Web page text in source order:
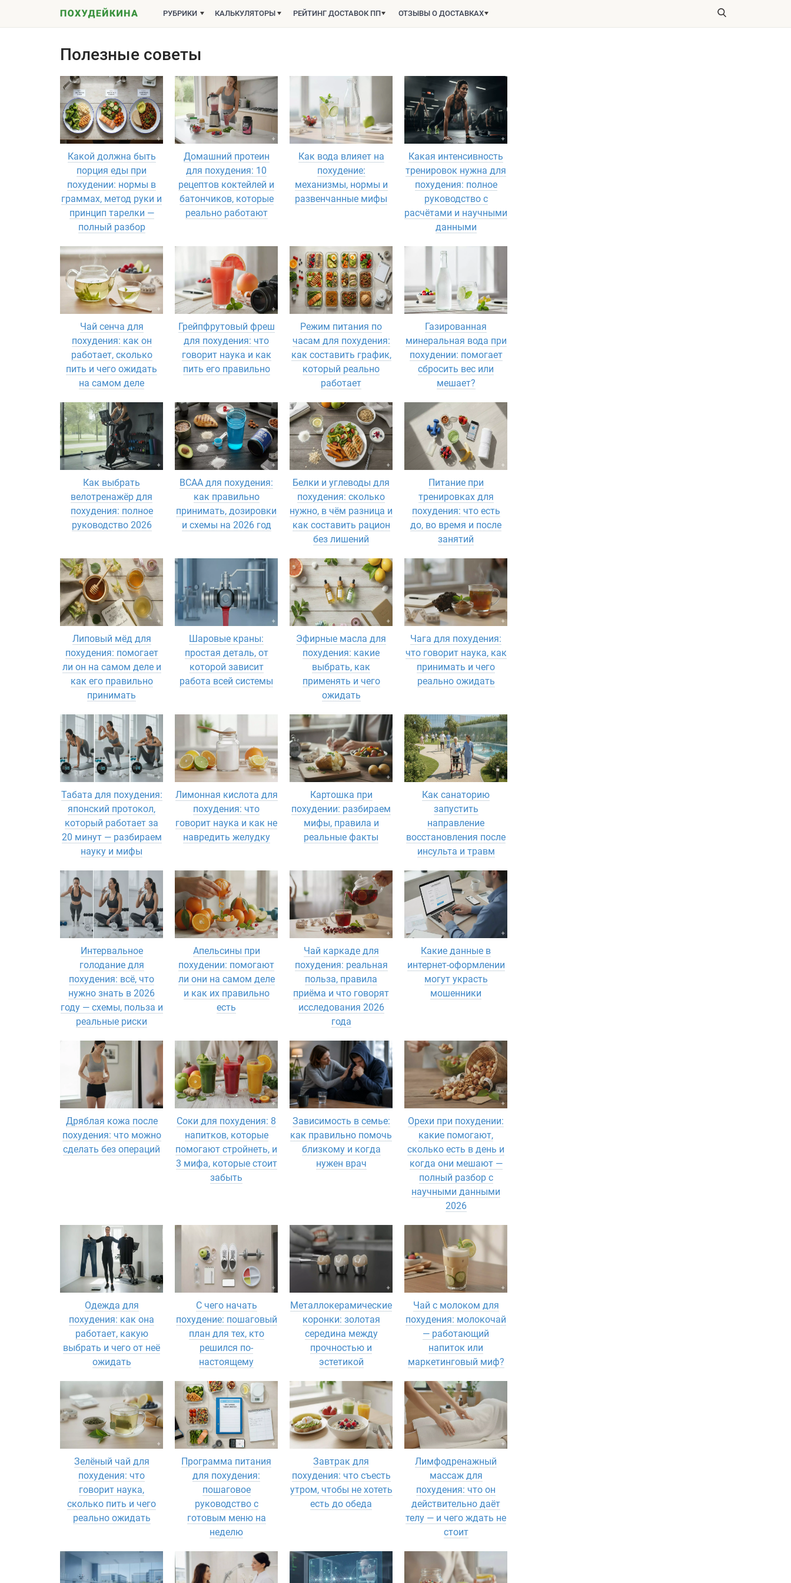
РУБРИКИ КАЛЬКУЛЯТОРЫ РЕЙТИНГ ДОСТАВОК ПП ОТЗЫВЫ О ДОСТАВКАХ
Полезные советы
Какой должна быть
порция еды при
похудении: нормы в
граммах, метод руки и
принцип тарелки —
полный разбор
Домашний протеин
для похудения: 10
рецептов коктейлей и
батончиков, которые
реально работают
Как вода влияет на
похудение:
механизмы, нормы и
развенчанные мифы
Какая интенсивность
тренировок нужна для
похудения: полное
руководство с
расчётами и научными
данными
Чай сенча для
похудения: как он
работает, сколько
пить и чего ожидать
на самом деле
Грейпфрутовый фреш
для похудения: что
говорит наука и как
пить его правильно
Режим питания по
часам для похудения:
как составить график,
который реально
работает
Газированная
минеральная вода при
похудении: помогает
сбросить вес или
мешает?
Как выбрать
велотренажёр для
похудения: полное
руководство 2026
BCAA для похудения:
как правильно
принимать, дозировки
и схемы на 2026 год
Белки и углеводы для
похудения: сколько
нужно, в чём разница и
как составить рацион
без лишений
Питание при
тренировках для
похудения: что есть
до, во время и после
занятий
Липовый мёд для
похудения: помогает
ли он на самом деле и
как его правильно
принимать
Шаровые краны:
простая деталь, от
которой зависит
работа всей системы
Эфирные масла для
похудения: какие
выбрать, как
применять и чего
ожидать
Чага для похудения:
что говорит наука, как
принимать и чего
реально ожидать
Табата для похудения:
японский протокол,
который работает за
20 минут — разбираем
науку и мифы
Лимонная кислота для
похудения: что
говорит наука и как не
навредить желудку
Картошка при
похудении: разбираем
мифы, правила и
реальные факты
Как санаторию
запустить
направление
восстановления после
инсульта и травм
Интервальное
голодание для
похудения: всё, что
нужно знать в 2026
году — схемы, польза и
реальные риски
Апельсины при
похудении: помогают
ли они на самом деле
и как их правильно
есть
Чай каркаде для
похудения: реальная
польза, правила
приёма и что говорят
исследования 2026
года
Какие данные в
интернет-оформлении
могут украсть
мошенники
Дряблая кожа после
похудения: что можно
сделать без операций
Соки для похудения: 8
напитков, которые
помогают стройнеть, и
3 мифа, которые стоит
забыть
Зависимость в семье:
как правильно помочь
близкому и когда
нужен врач
Орехи при похудении:
какие помогают,
сколько есть в день и
когда они мешают —
полный разбор с
научными данными
2026
Одежда для
похудения: как она
работает, какую
выбрать и чего от неё
ожидать
С чего начать
похудение: пошаговый
план для тех, кто
решился по-
настоящему
Металлокерамические
коронки: золотая
середина между
прочностью и
эстетикой
Чай с молоком для
похудения: молокочай
— работающий
напиток или
маркетинговый миф?
Зелёный чай для
похудения: что
говорит наука,
сколько пить и чего
реально ожидать
Программа питания
для похудения:
пошаговое
руководство с
готовым меню на
неделю
Завтрак для
похудения: что съесть
утром, чтобы не хотеть
есть до обеда
Лимфодренажный
массаж для
похудения: что он
действительно даёт
телу — и чего ждать не
стоит